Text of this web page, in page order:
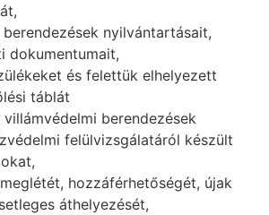
nyilvántartásait,
dokumentumait,
és felettük elhelyezett
táblát
berendezések
felülvizsgálatáról készült
hozzáférhetőségét, újak
áthelyezését,